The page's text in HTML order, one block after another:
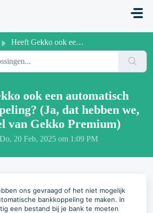
Heeft Gekko ook een automatisch bankkoppeling? (Ja, dat h...
ook een automatisch
(Ja, dat hebben we,
van Gekko Premium)
20 Feb, 2025 om 1:09 PM
ons gevraagd of het niet mogelijk
bankkoppeling te maken. In
een bestand bij je bank te moeten